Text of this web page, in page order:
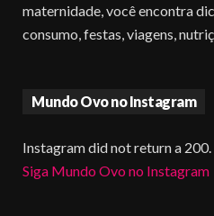
maternidade, você encontra
consumo, festas, viagens,
Mundo Ovo no Instagram
Instagram did not return a 200.
Siga Mundo Ovo no Instagram